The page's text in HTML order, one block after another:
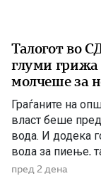
Талогот во
глуми грижа
молчеше за
Граѓаните на
власт беше
вода. И додека
вода за пиење,
загриженост,
пред 2 дена